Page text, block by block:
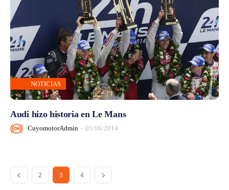
NOTICIAS
Audi hizo historia en Le Mans
CuyomotorAdmin - 05/06/2014
2 3 4